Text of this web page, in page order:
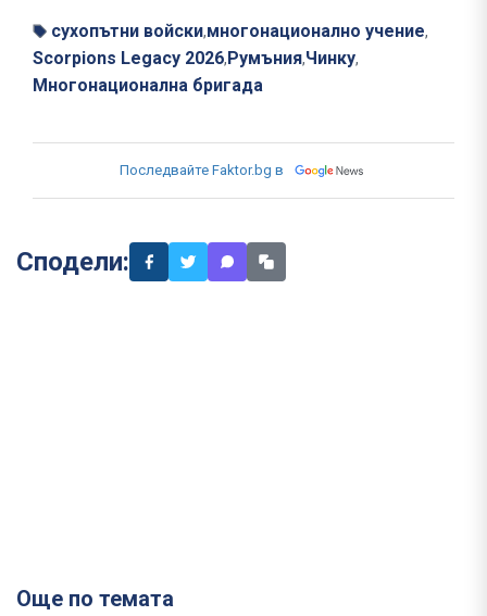
сухопътни войски,многонационално учение,
Scorpions Legacy 2026, Румъния,Чинку,
Многонационална бригада
Последвайте Faktor.bg в
Сподели:
Още по темата